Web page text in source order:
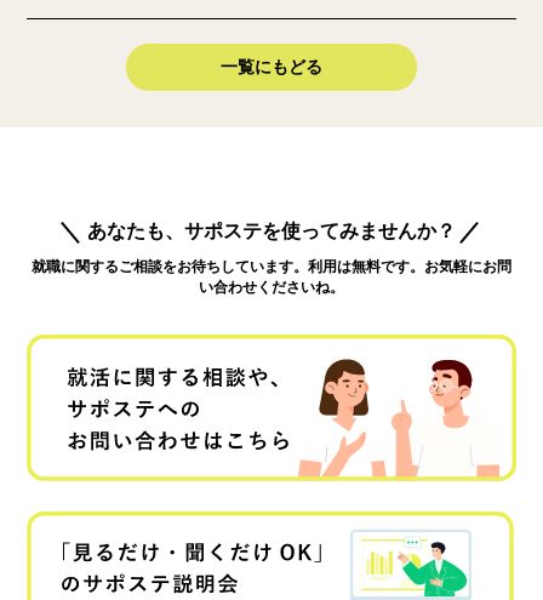
一覧にもどる
あなたも、サポステを使ってみませんか？
就職に関するご相談をお待ちしています。利用は無料です。お気軽にお問
い合わせくださいね。